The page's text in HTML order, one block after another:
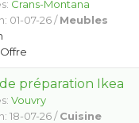
Crans-Montana
01-07-26 /Meubles
Offre
préparation Ikea
Vouvry
18-07-26 /Cuisine